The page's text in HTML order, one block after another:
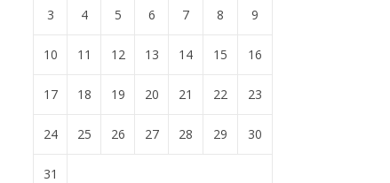
3 4 5 6 7 8 9
10 11 12 13 14 15 16
17 18 19 20 21 22 23
24 25 26 27 28 29 30
31